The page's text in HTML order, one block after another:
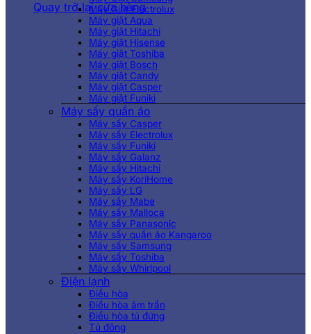
Quay trở lại cửa hàng
Máy Giặt Electrolux
Máy giặt Aqua
Máy giặt Hitachi
Máy giặt Hisense
Máy giặt Toshiba
Máy giặt Bosch
Máy giặt Candy
Máy giặt Casper
Máy giặt Funiki
Máy sấy quần áo
Máy sấy Casper
Máy sấy Electrolux
Máy sấy Funiki
Máy sấy Galanz
Máy sấy Hitachi
Máy sấy KoriHome
Máy sấy LG
Máy sấy Mabe
Máy sấy Malloca
Máy sấy Panasonic
Máy sấy quần áo Kangaroo
Máy sấy Samsung
Máy sấy Toshiba
Máy sấy Whirlpool
Điện lạnh
Điều hòa
Điều hòa âm trần
Điều hòa tủ đứng
Tủ đông